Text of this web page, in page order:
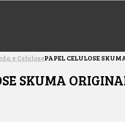
e CelulosePAPEL CELULOSE
SKUMA